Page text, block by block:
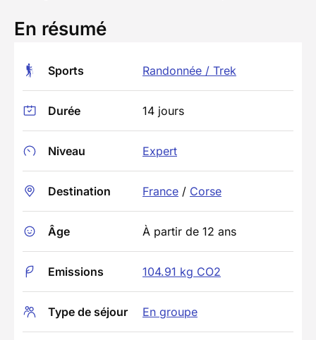
En résumé
Sports Randonnée / Trek
Durée 14 jours
Niveau Expert
Destination France / Corse
Âge À partir de 12 ans
Emissions 104.91 kg CO2
Type de séjour En groupe